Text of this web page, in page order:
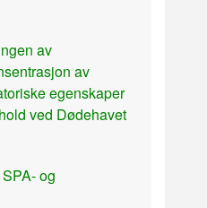
av
av
egenskaper
ved Dødehavet
og